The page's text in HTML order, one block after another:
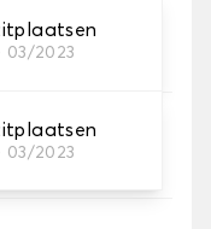
03/2023
03/2023
je nodig hebt.